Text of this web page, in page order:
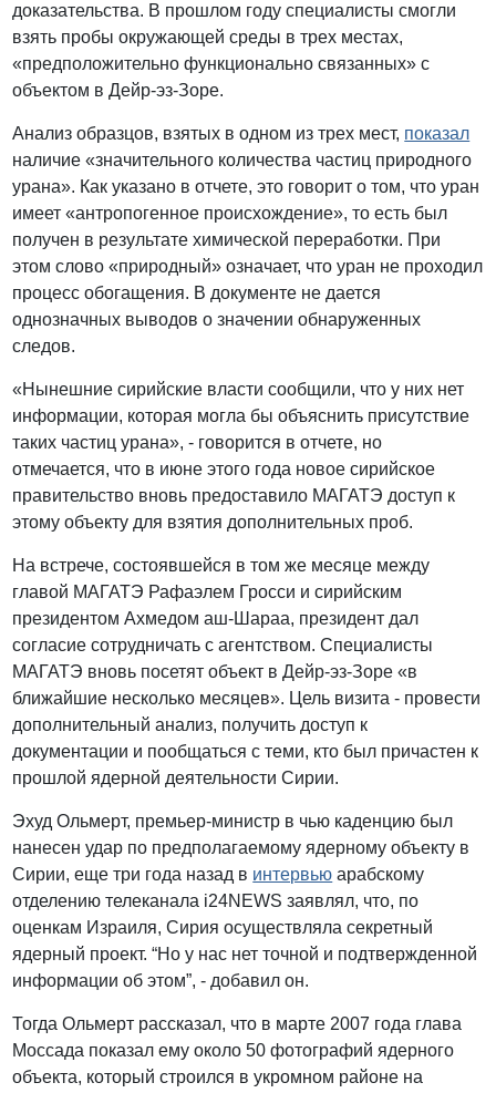
доказательства. В прошлом году специалисты смогли
взять пробы окружающей среды в трех местах,
«предположительно функционально связанных» с
объектом в Дейр-эз-Зоре.
Анализ образцов, взятых в одном из трех мест, показал
наличие «значительного количества частиц природного
урана». Как указано в отчете, это говорит о том, что уран
имеет «антропогенное происхождение», то есть был
получен в результате химической переработки. При
этом слово «природный» означает, что уран не проходил
процесс обогащения. В документе не дается
однозначных выводов о значении обнаруженных
следов.
«Нынешние сирийские власти сообщили, что у них нет
информации, которая могла бы объяснить присутствие
таких частиц урана», - говорится в отчете, но
отмечается, что в июне этого года новое сирийское
правительство вновь предоставило МАГАТЭ доступ к
этому объекту для взятия дополнительных проб.
На встрече, состоявшейся в том же месяце между
главой МАГАТЭ Рафаэлем Гросси и сирийским
президентом Ахмедом аш-Шараа, президент дал
согласие сотрудничать с агентством. Специалисты
МАГАТЭ вновь посетят объект в Дейр-эз-Зоре «в
ближайшие несколько месяцев». Цель визита - провести
дополнительный анализ, получить доступ к
документации и пообщаться с теми, кто был причастен к
прошлой ядерной деятельности Сирии.
Эхуд Ольмерт, премьер-министр в чью каденцию был
нанесен удар по предполагаемому ядерному объекту в
Сирии, еще три года назад в интервью арабскому
отделению телеканала i24NEWS заявлял, что, по
оценкам Израиля, Сирия осуществляла секретный
ядерный проект. “Но у нас нет точной и подтвержденной
информации об этом”, - добавил он.
Тогда Ольмерт рассказал, что в марте 2007 года глава
Моссада показал ему около 50 фотографий ядерного
объекта, который строился в укромном районе на